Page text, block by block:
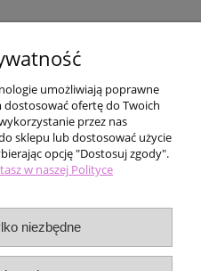
dostawa
umożliwiają poprawne
dostosować ofertę do Twoich
przez nas
sklepu lub dostosować użycie
opcję "Dostosuj zgody".
w naszej Polityce
niezbędne